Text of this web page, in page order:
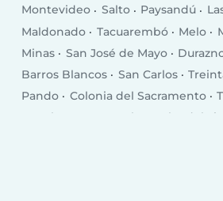
Montevideo Salto Paysandú
Maldonado
Tacuarembó Melo
Minas
San José de Mayo
Barros Blancos
San Carlos
Pando
Colonia del Sacramento
Canelones
Carmelo Delta del